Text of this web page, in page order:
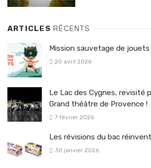
ARTICLES RÉCENTS
Mission sauvetage de jouets
20 avril 2026
Le Lac des Cygnes, revisité
Grand théâtre de Provence !
7 février 2026
Les révisions du bac
30 janvier 2026